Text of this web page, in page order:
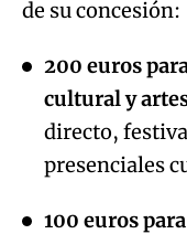
de su concesión:
200 euros
cultural y
directo,
presenciales
100 euros